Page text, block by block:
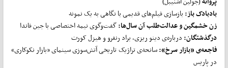
بادبادک باز:بازسازی فیلم‌های قدیمی با نگاهی به یک نمونه
زن خشمگین و عدالت‌طلب آن سال‌ها:گفت‌وگوی نیمه اختصاصی با جین فاندا
درگذشتگان:درباره‌ی دینو ریزی، براد رنفرو و هیزل کورت
فاجعه‌ی «بازار سرخ»:سانحه‌ی تراژیک تاریخی آتش‌سوزی سینمای «بازار نکوکاری»
در پاریس